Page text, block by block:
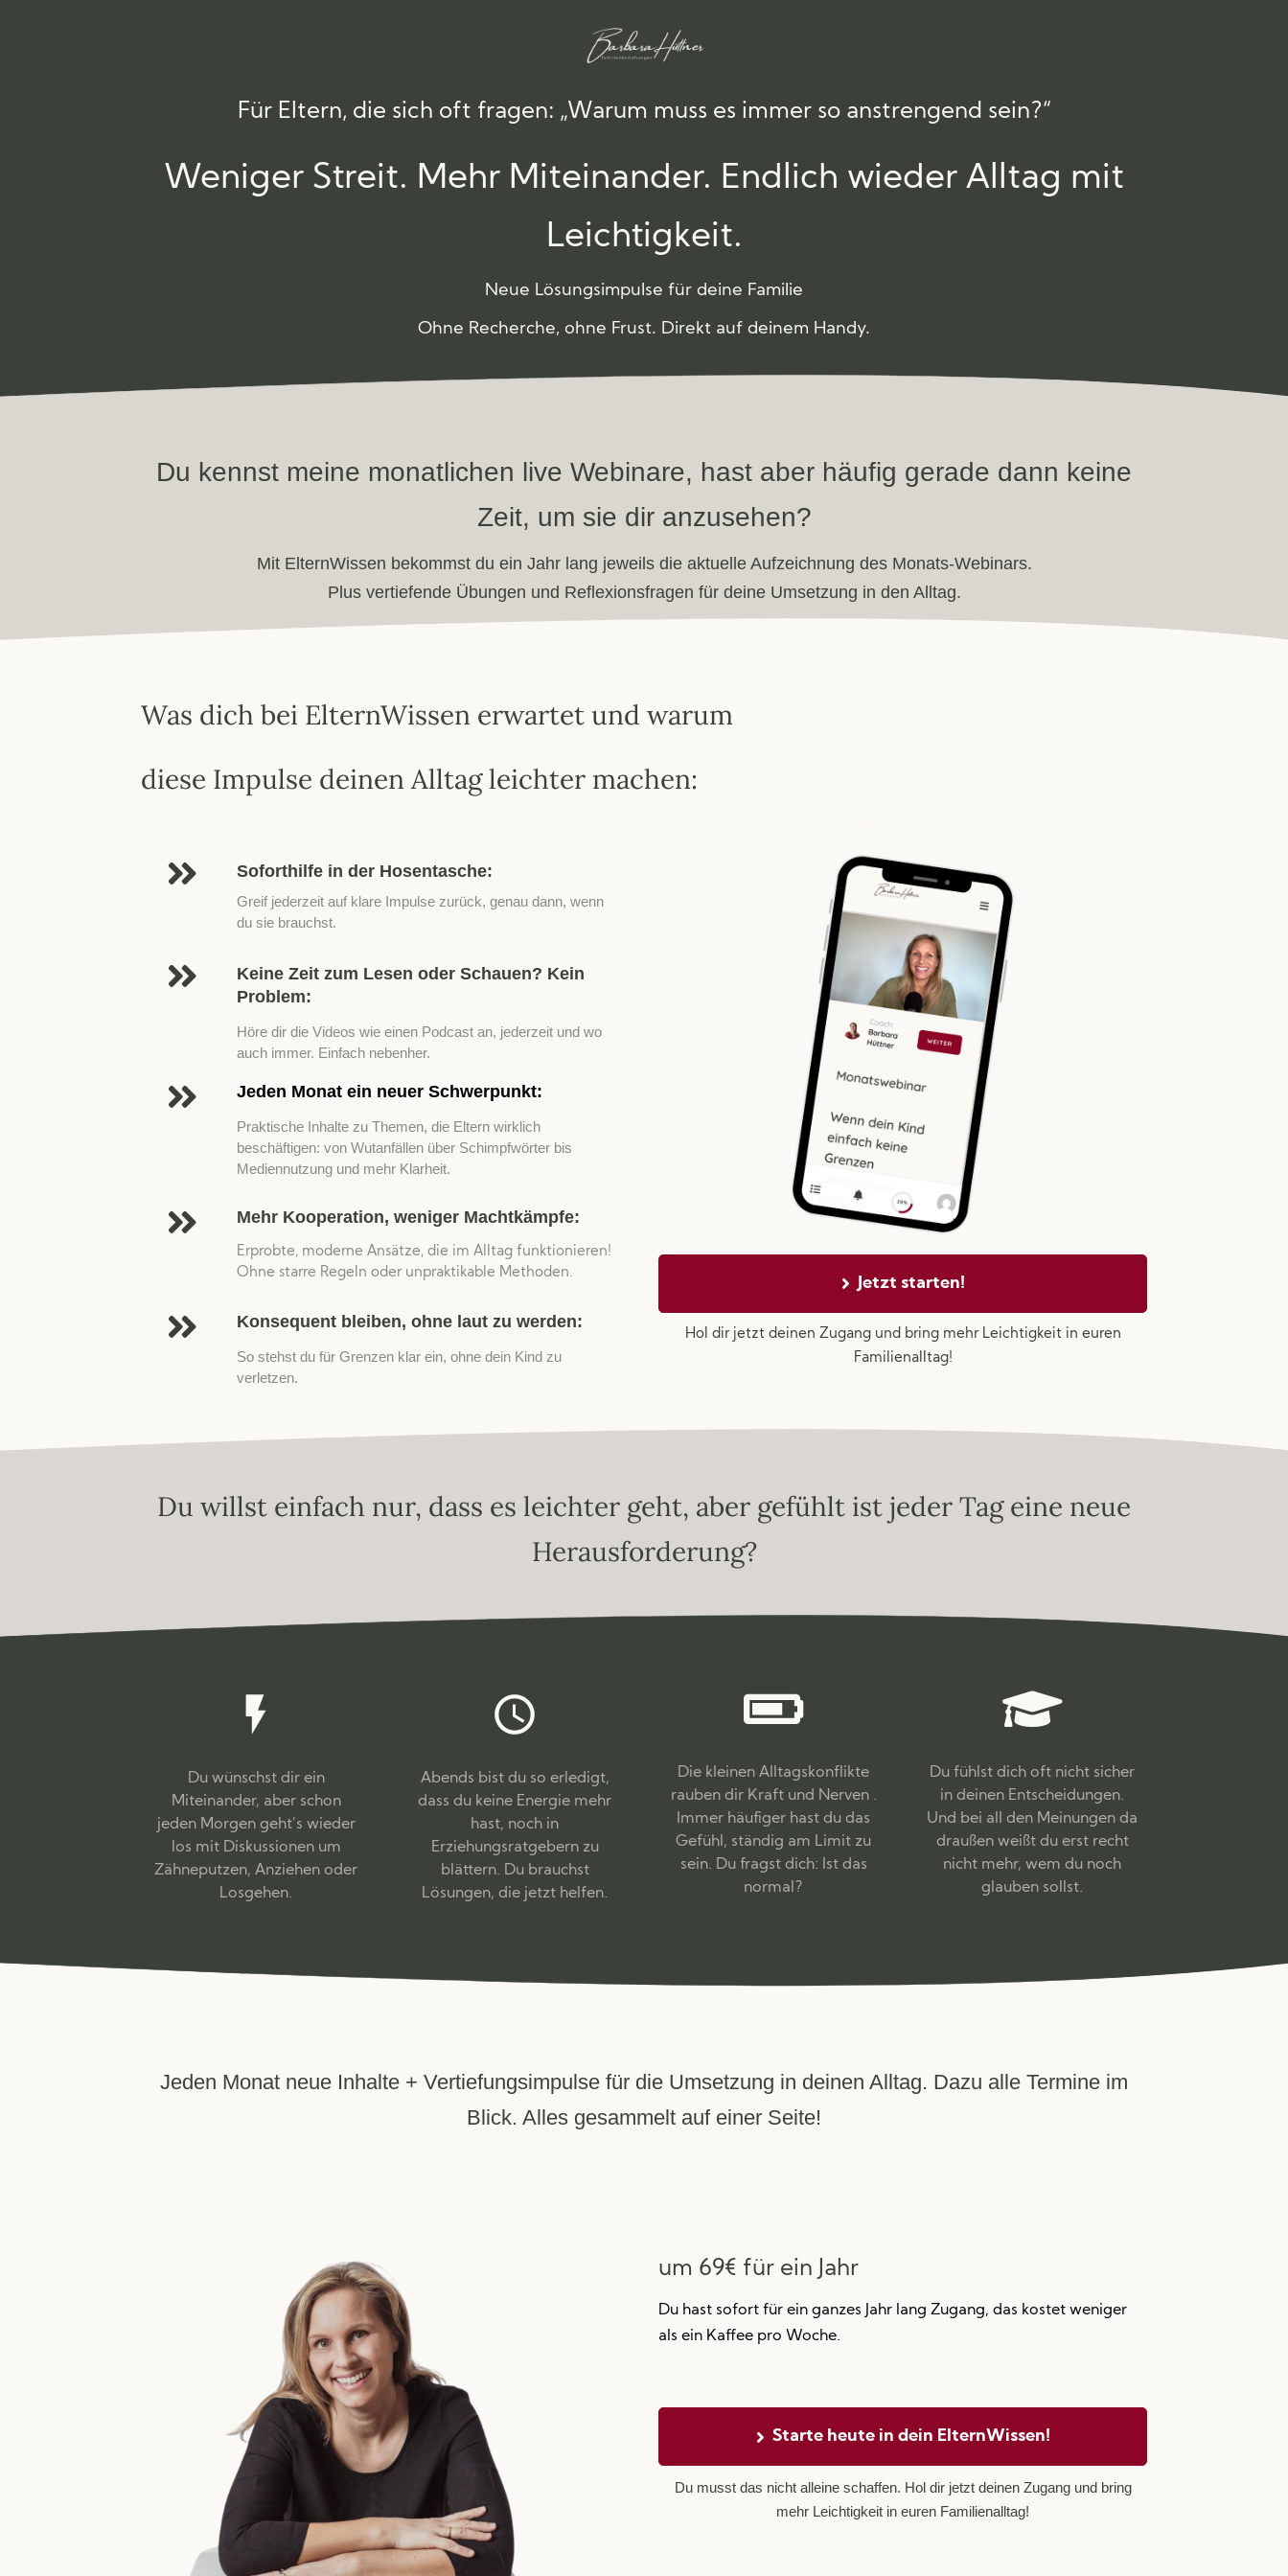
Für Eltern, die sich oft fragen: „Warum muss es immer so anstrengend sein?“
Weniger Streit. Mehr Miteinander. Endlich wieder Alltag mit
Leichtigkeit.
Neue Lösungsimpulse für deine Familie
Ohne Recherche, ohne Frust. Direkt auf deinem Handy.
Du kennst meine monatlichen live Webinare, hast aber häufig gerade dann keine
Zeit, um sie dir anzusehen?
Mit ElternWissen bekommst du ein Jahr lang jeweils die aktuelle Aufzeichnung des Monats-Webinars.
Plus vertiefende Übungen und Reflexionsfragen für deine Umsetzung in den Alltag.
Was dich bei ElternWissen erwartet und warum
diese Impulse deinen Alltag leichter machen:
Soforthilfe in der Hosentasche:
Greif jederzeit auf klare Impulse zurück, genau dann, wenn
du sie brauchst.
Keine Zeit zum Lesen oder Schauen? Kein
Problem:
Höre dir die Videos wie einen Podcast an, jederzeit und wo
auch immer. Einfach nebenher.
Jeden Monat ein neuer Schwerpunkt:
Praktische Inhalte zu Themen, die Eltern wirklich
beschäftigen: von Wutanfällen über Schimpfwörter bis
Mediennutzung und mehr Klarheit.
Mehr Kooperation, weniger Machtkämpfe:
Erprobte, moderne Ansätze, die im Alltag funktionieren!
Ohne starre Regeln oder unpraktikable Methoden.
Konsequent bleiben, ohne laut zu werden:
So stehst du für Grenzen klar ein, ohne dein Kind zu
verletzen.
Jetzt starten!
Hol dir jetzt deinen Zugang und bring mehr Leichtigkeit in euren
Familienalltag!
Du willst einfach nur, dass es leichter geht, aber gefühlt ist jeder Tageine neue
Herausforderung?
Du wünschst dir ein
Miteinander, aber schon
jeden Morgen geht’s wieder
los mit Diskussionen um
Zähneputzen, Anziehen oder
Losgehen.
Abends bist du so erledigt,
dass du keine Energie mehr
hast, noch in
Erziehungsratgebern zu
blättern. Du brauchst
Lösungen, die jetzt helfen.
Die kleinen Alltagskonflikte
rauben dir Kraft und Nerven .
Immer häufiger hast du das
Gefühl, ständig am Limit zu
sein. Du fragst dich: Ist das
normal?
Du fühlst dich oft nicht sicher
in deinen Entscheidungen.
Und bei all den Meinungen da
draußen weißt du erst recht
nicht mehr, wem du noch
glauben sollst.
Jeden Monat neue Inhalte + Vertiefungsimpulse für die Umsetzung in deinen Alltag. Dazu alle Termine im
Blick. Alles gesammelt auf einer Seite!
um 69€ für ein Jahr
Du hast sofort für ein ganzes Jahr lang Zugang, das kostet weniger
als ein Kaffee pro Woche.
Starte heute in dein ElternWissen!
Du musst das nicht alleine schaffen. Hol dir jetzt deinen Zugang und bring
mehr Leichtigkeit in euren Familienalltag!